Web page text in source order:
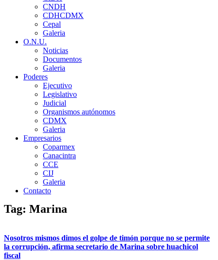
CNDH
CDHCDMX
Cepal
Galeria
O.N.U.
Noticias
Documentos
Galeria
Poderes
Ejecutivo
Legislativo
Judicial
Organismos autónomos
CDMX
Galeria
Empresarios
Coparmex
Canacintra
CCE
CIJ
Galeria
Contacto
Tag: Marina
Nosotros mismos dimos el golpe de timón porque no se permite
la corrupción, afirma secretario de Marina sobre huachicol
fiscal